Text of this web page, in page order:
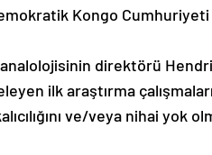
Kongo
direktörü
ilk araştırma
ve/veya nihai yok